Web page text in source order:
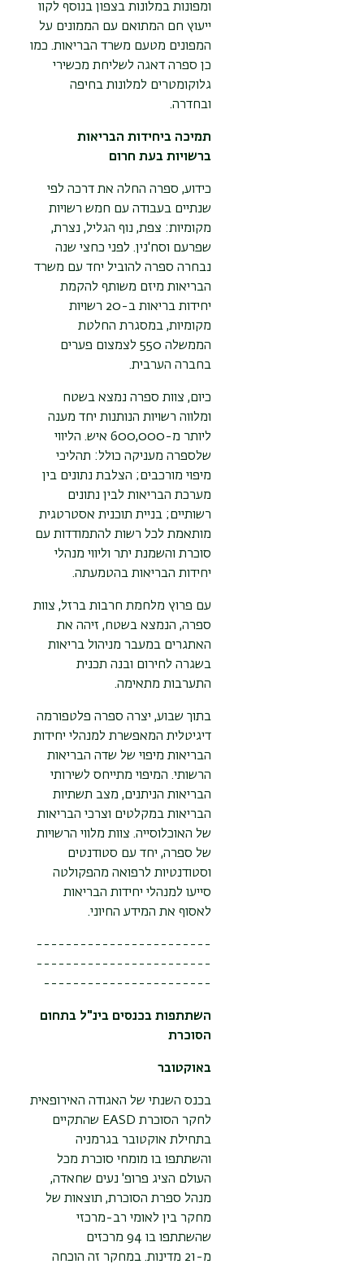
ומפונות במלונות בצפון בנוסף לקוו
ייעוץ חם המתואם עם הממונים על
המפונים מטעם משרד הבריאות. כמו
כן ספרה דאגה לשליחת מכשירי
גלוקומטרים למלונות בחיפה
ובחדרה.
תמיכה ביחידות הבריאות
ברשויות בעת חרום
כידוע, ספרה החלה את דרכה לפי
שנתיים בעבודה עם חמש רשויות
מקומיות: צפת, נוף הגליל, נצרת,
שפרעם וסח'נין. לפני כחצי שנה
נבחרה ספרה להוביל יחד עם משרד
הבריאות מיזם משותף להקמת
יחידות בריאות ב-20 רשויות
מקומיות, במסגרת החלטת
הממשלה 550 לצמצום פערים
בחברה הערבית.
כיום, צוות ספרה נמצא בשטח
ומלווה רשויות הנותנות יחד מענה
ליותר מ-600,000 איש. הליווי
שלספרה מעניקה כולל: תהליכי
מיפוי מורכבים; הצלבת נתונים בין
מערכת הבריאות לבין נתונים
רשותיים; בניית תוכנית אסטרטגית
מותאמת לכל רשות להתמודדות עם
סוכרת והשמנת יתר וליווי מנהלי
יחידות הבריאות בהטמעתה.
עם פרוץ מלחמת חרבות ברזל, צוות
ספרה, הנמצא בשטח, זיהה את
האתגרים במעבר מניהול בריאות
בשגרה לחירום ובנה תכנית
התערבות מתאימה.
בתוך שבוע, יצרה ספרה פלטפורמה
דיגיטלית המאפשרת למנהלי יחידות
הבריאות מיפוי של שדה הבריאות
הרשותי. המיפוי מתייחס לשירותי
הבריאות הניתנים, מצב תשתיות
הבריאות במקלטים וצרכי הבריאות
של האוכלוסייה. צוות מלווי הרשויות
של ספרה, יחד עם סטודנטים
וסטודנטיות לרפואה מהפקולטה
סייעו למנהלי יחידות הבריאות
לאסוף את המידע החיוני.
------------------------
------------------------
-----------------------
השתתפות בכנסים בינ"ל בתחום
הסוכרת
באוקטובר
בכנס השנתי של האגודה האירופאית
לחקר הסוכרת EASD שהתקיים
בתחילת אוקטובר בגרמניה
והשתתפו בו מומחי סוכרת מכל
העולם הציג פרופ' נעים שחאדה,
מנהל ספרת הסוכרת, תוצאות של
מחקר בין לאומי רב-מרכזי
שהשתתפו בו 94 מרכזים
מ-21 מדינות. במחקר זה הוכחה